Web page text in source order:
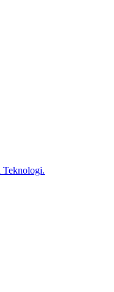
Teknologi.